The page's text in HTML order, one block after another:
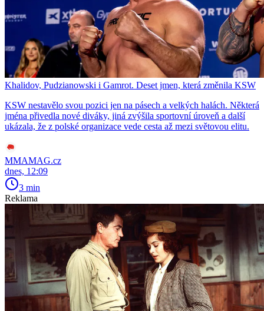
Khalidov, Pudzianowski i Gamrot. Deset jmen, která změnila KSW
KSW nestavělo svou pozici jen na pásech a velkých halách. Některá
jména přivedla nové diváky, jiná zvýšila sportovní úroveň a další
ukázala, že z polské organizace vede cesta až mezi světovou elitu.
MMAMAG.cz
dnes, 12:09
3 min
Reklama